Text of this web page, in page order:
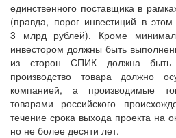
единственного поставщика в
(правда, порог инвестиций в
3 млрд рублей). Кроме
инвестором должны быть
из сторон СПИК должна быть
производство товара должно
компанией, а производимые
товарами российского
течение срока выхода проекта на
но не более десяти лет.